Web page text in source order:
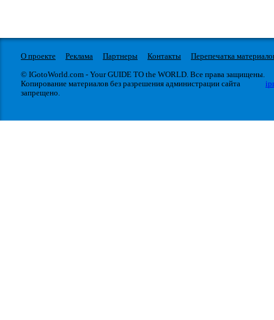
О проекте Реклама Партнеры Контакты
Перепечатка
© IGotoWorld.com - Your GUIDE TO the WORLD. Все права защищены.
Копирование материалов без разрешения администрации сайта
запрещено.